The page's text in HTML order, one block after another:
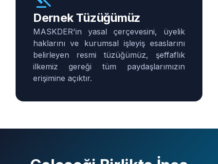
Dernek Tüzüğümüz
MASKDER'in yasal çerçevesini, üyelik
haklarını ve kurumsal işleyiş esaslarını
belirleyen resmi tüzüğümüz, şeffaflık
ilkemiz gereği tüm paydaşlarımızın
erişimine açıktır.